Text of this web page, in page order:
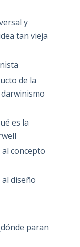
y
tan vieja
de la
es la
concepto
diseño
paran